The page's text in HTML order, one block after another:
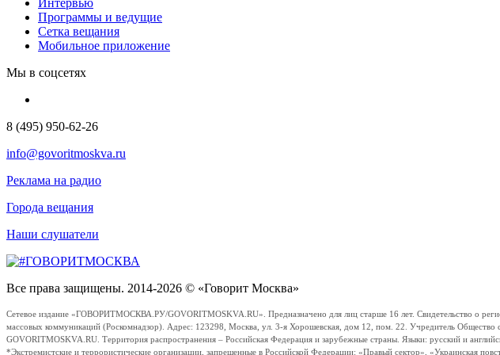
Программы и ведущие
Сетка вещания
Мобильное приложение
Мы в соцсетях
8 (495) 950-62-26
info@govoritmoskva.ru
Реклама на радио
Города вещания
Наши слушатели
Все права защищены. 2014-2026 © «Говорит Москва»
Сетевое издание «ГОВОРИТМОСКВА.РУ/GOVORITMOSKVA.RU». Предназначено для лиц старше 16 лет. Свидетельство о
массовых коммуникаций (Роскомнадзор). Адрес: 123298, Москва, ул. 3-я Хорошевская, дом 12, пом. 22. Учредитель
GOVORITMOSKVA.RU. Территория распространения – Российская Федерация и зарубежные страны. Языки: русский и
*Экстремистские и террористические организации, запрещенные в Российской Федерации: «Правый сектор»,